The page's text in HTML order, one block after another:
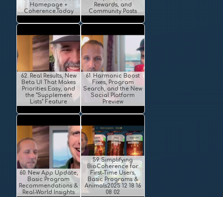
Homepage +
Coherence.Today
Rewards, and
Community Posts
62. Real Results, New
Beta UI That Makes
Priorities Easy, and
the "Supplement
Lists" Feature
61. Harmonic Boost
Fixes, Program
Search, and the New
Social Platform
Preview
60. New App Update,
Basic Program
Recommendations &
Real-World Insights
59. Simplifying
BioCoherence for
First-Time Users,
Basic Programs &
Animals2025 12 18 16
08 02